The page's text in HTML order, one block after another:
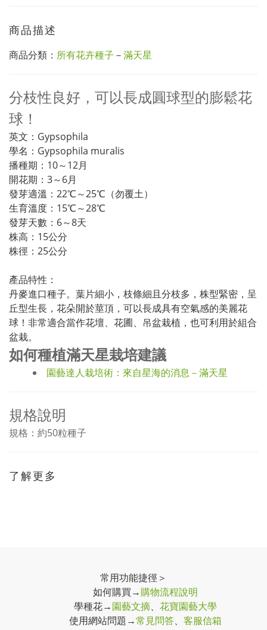
商品描述
商品分類： 所有花卉種子 －滿天星
分枝性良好，可以長成圓球型的膨鬆花
球！
英文：Gypsophila
學名：Gypsophila muralis
播種期：10～12月
開花期：3～6月
發芽適溫：22℃～25℃（勿覆土）
生育溫度：15℃～28℃
發芽天數：6～8天
株高：15公分
株徑：25公分
產品特性：
丹麥進口種子。葉片細小，枝條細且分枝多，株型緊密，呈
丘型生長，花朵開於莖頂，可以長成具有空氣感的美麗花
球！非常適合當作花壇、花圃、吊盆栽植，也可利用於組合
盆栽。
如何種植滿天星栽培建議
園藝達人栽培術：來自星海的消息－滿天星
規格說明
規格：約50粒種子
了解更多
常用功能捷徑＞
如何購買→購物流程說明
學種花→園藝文摘、 花寶園藝大學
使用網站問題→常見問答、 客服信箱